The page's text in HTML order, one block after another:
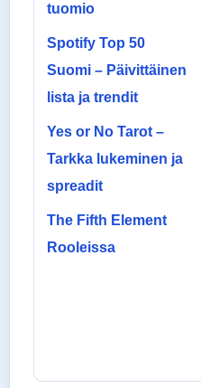
tuomio
Spotify Top 50
Suomi – Päivittäinen
lista ja trendit
Yes or No Tarot –
Tarkka lukeminen ja
spreadit
The Fifth Element
Rooleissa